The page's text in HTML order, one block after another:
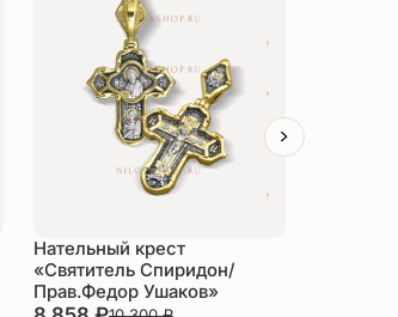
Нательный крест
«Святитель Спиридон/
Прав.Федор Ушаков»